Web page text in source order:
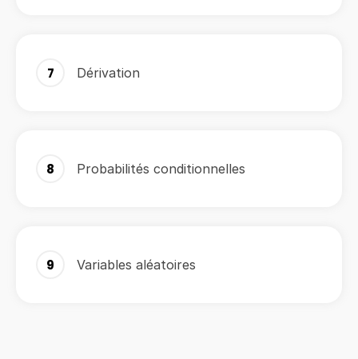
7 Dérivation
8 Probabilités conditionnelles
9 Variables aléatoires